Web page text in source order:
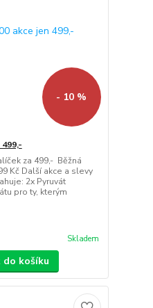
- 10 %
za 499,- Běžná
Kč Další akce a slevy
2x Pyruvát
pro ty, kterým
Skladem
do košíku